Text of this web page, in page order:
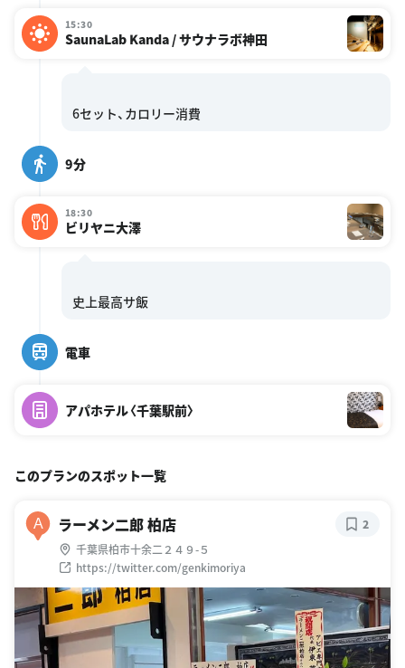
15:30
SaunaLab Kanda / サウナラボ神田
9分
18:30
ビリヤニ大澤
電車
アパホテル〈千葉駅前〉
このプランのスポット一覧
A ラーメン二郎 柏店
千葉県柏市十余二２４９-５
https://twitter.com/genkimoriya
2